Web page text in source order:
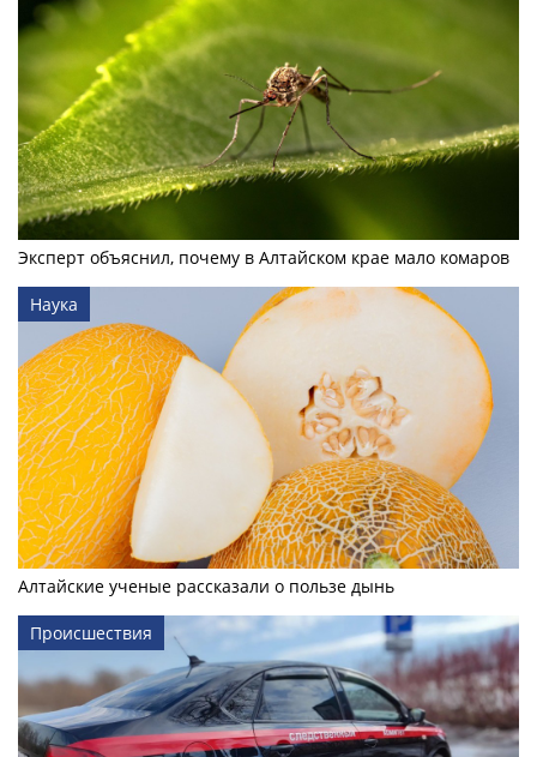
Эксперт объяснил, почему в Алтайском крае мало комаров
Наука
Алтайские ученые рассказали о пользе дынь
Происшествия